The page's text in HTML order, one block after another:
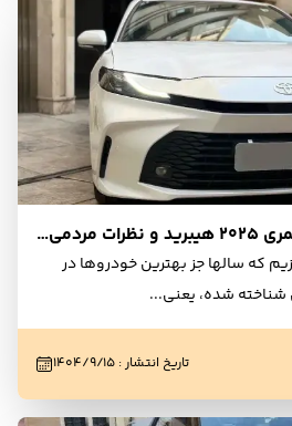
بررسی اجمالی تویوتا کمری ۲۰۲۵ هیبرید و نظرات مردمی کاربران و مالکان
که سالها جز بهترین خودروها در
شناخته شده، یعنی...
تاریخ انتشار: ۱۴۰۴/۹/۱۵